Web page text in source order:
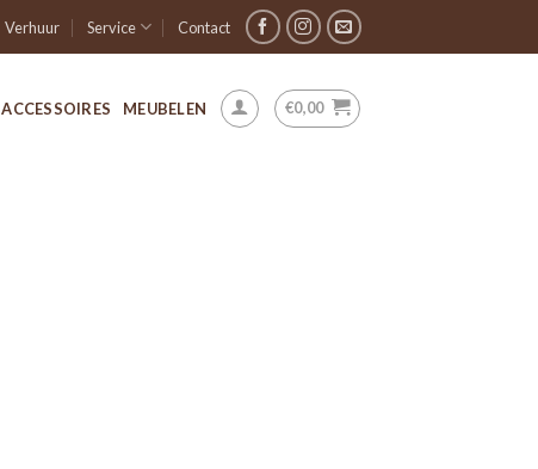
Verhuur Service Contact
ACCESSOIRES MEUBELEN €0,00